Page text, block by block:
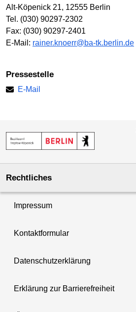
Alt-Köpenick 21, 12555 Berlin
Tel. (030) 90297-2302
Fax: (030) 90297-2401
E-Mail: rainer.knoerr@ba-tk.berlin.de
Pressestelle
E-Mail
Rechtliches
Impressum
Kontaktformular
Datenschutzerklärung
Erklärung zur Barrierefreiheit